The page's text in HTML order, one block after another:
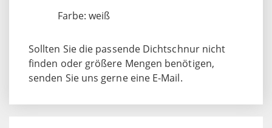
Farbe: weiß
Sollten Sie die passende Dichtschnur nicht
finden oder größere Mengen benötigen,
senden Sie uns gerne eine E-Mail.